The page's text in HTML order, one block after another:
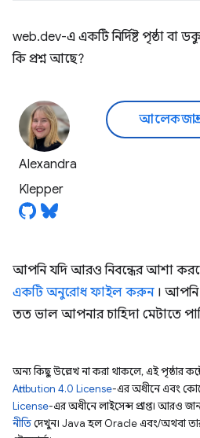
web.dev-এ একটি নির্দিষ্ট পৃষ্ঠা বা
কি প্রশ্ন আছে?
Alexandra
Klepper
আপনি যদি আরও নিবন্ধের আশা
একটি অনুরোধ ফাইল করুন। আপনি
তত ভাল আপনার চাহিদা মেটাতে
অন্য কিছু উল্লেখ না করা থাকলে, এই পৃষ্ঠার
Attribution 4.0 License-এর অধীনে এবং
License-এর অধীনে লাইসেন্স প্রাপ্ত। আরও
নীতিদেখুন। Java হল Oracle এবং/অথবা তার